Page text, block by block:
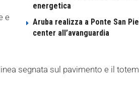
energetica
Aruba realizza a Ponte San
center all’avanguardia
e
segnata sul pavimento e il totem